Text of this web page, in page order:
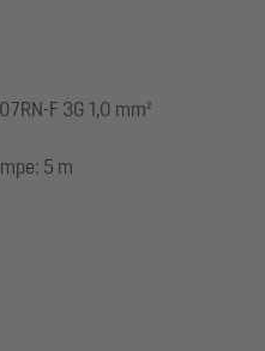
F 3G 1,0 mm²
5 m